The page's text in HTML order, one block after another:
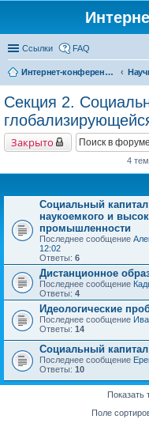
Ссылки FAQ
Интернет-конференции
Секция 2.
Закрыто
4
Социальный
наукоемкого и
промышленности
Последнее сообщение
12:02
Ответы: 6
Дистанционное
Последнее сообщение
Ответы: 4
Идеологические
Последнее сообщение
Ответы: 14
Социальный
Последнее сообщение
Ответы: 10
Показать
Поле